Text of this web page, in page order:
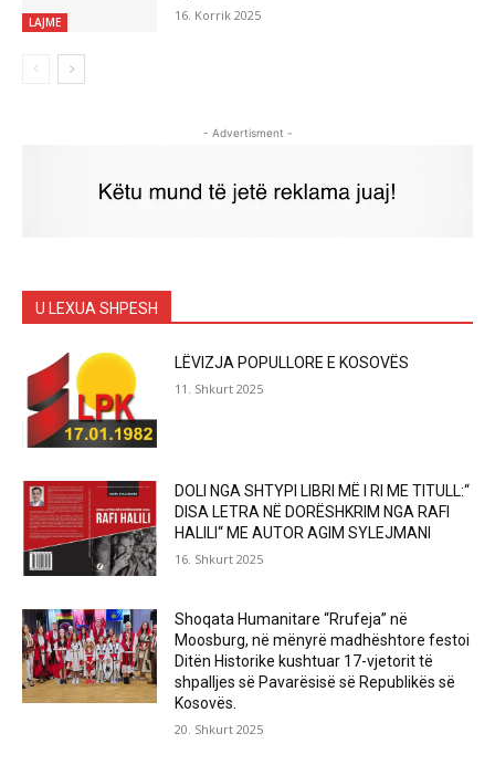
LAJME 16. Korrik 2025
- Advertisment -
U LEXUA SHPESH
LËVIZJA POPULLORE E KOSOVËS
11. Shkurt 2025
DOLI NGA SHTYPI LIBRI MË I RI ME TITULL:“
DISA LETRA NË DORËSHKRIM NGA RAFI
HALILI“ ME AUTOR AGIM SYLEJMANI
16. Shkurt 2025
Shoqata Humanitare “Rrufeja” në
Moosburg, në mënyrë madhështore festoi
Ditën Historike kushtuar 17-vjetorit të
shpalljes së Pavarësisë së Republikës së
Kosovës.
20. Shkurt 2025